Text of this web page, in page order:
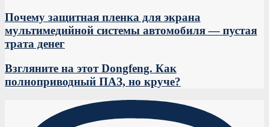
Почему защитная пленка для экрана
мультимедийной системы автомобиля — пустая
трата денег
Взгляните на этот Dongfeng. Как
полноприводный ПАЗ, но круче?